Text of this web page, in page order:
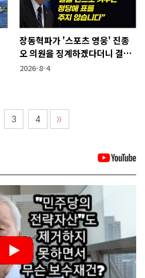
장동혁파가 '스포츠 영웅' 진종
오 의원을 징계하겠다더니 결국
···
2026-8-4
3 4 〉〉